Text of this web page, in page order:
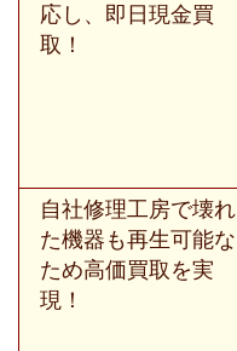
応し、即日現金買
取！
自社修理工房で壊れ
た機器も再生可能な
ため高価買取を実
現！